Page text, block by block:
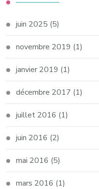
juin 2025 (5)
novembre 2019 (1)
janvier 2019 (1)
décembre 2017 (1)
juillet 2016 (1)
juin 2016 (2)
mai 2016 (5)
mars 2016 (1)